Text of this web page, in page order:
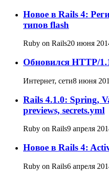
Новое в Rails 4:
типов flash
Ruby on Rails20 июня
Обновился HTTP/
Интернет, сети8 июня
Rails 4.1.0: Spring,
previews, secrets.yml
Ruby on Rails9 апреля
Новое в Rails 4:
Ruby on Rails6 апреля